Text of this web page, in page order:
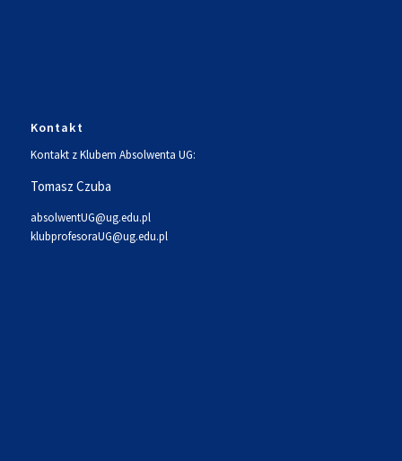
Kontakt
Kontakt z Klubem Absolwenta UG:
Tomasz Czuba
absolwentUG@ug.edu.pl
klubprofesoraUG@ug.edu.pl